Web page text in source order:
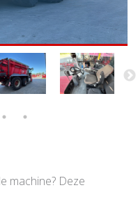
machine? Deze